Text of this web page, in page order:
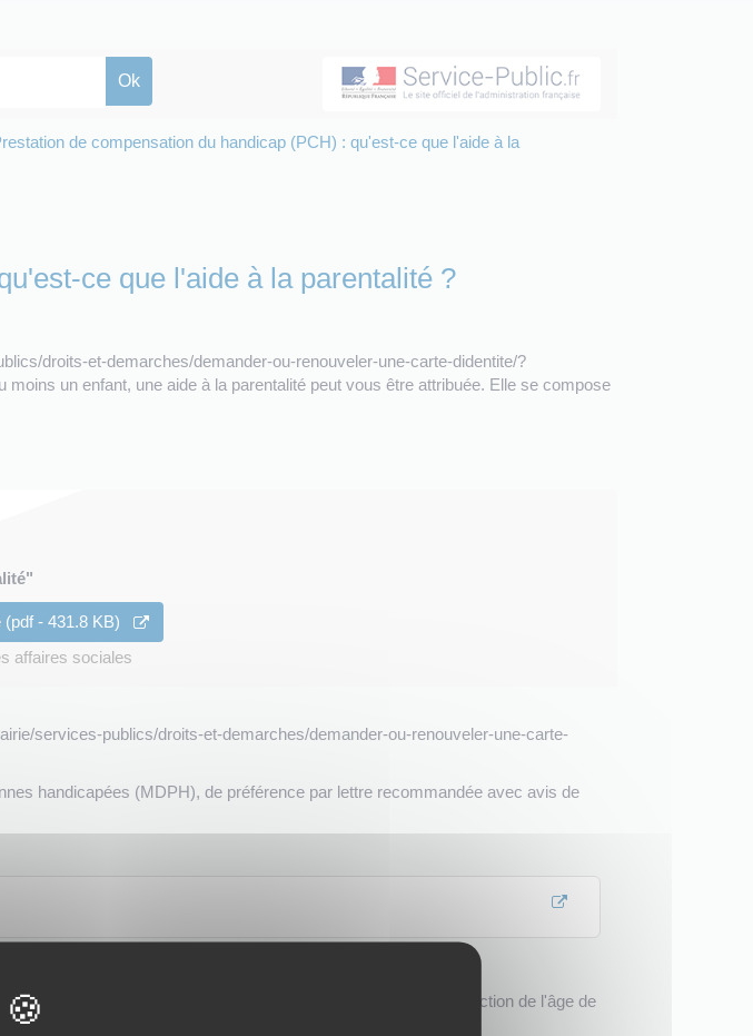
de compensation du handicap (PCH) : qu'est-ce que l'aide à la
ce que l'aide à la parentalité ?
droits-et-demarches/demander-ou-renouveler-une-carte-didentite/?
un enfant, une aide à la parentalité peut vous être attribuée. Elle se compose
(pdf - 431.8 KB)
affaires sociales
services-publics/droits-et-demarches/demander-ou-renouveler-une-carte-
handicapées (MDPH), de préférence par lettre recommandée avec avis de
quotidiens pour élever votre enfant. Cette aide varie en fonction de l'âge de